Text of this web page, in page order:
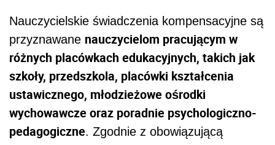
Nauczycielskie świadczenia kompensacyjne są
przyznawane nauczycielom pracującym w
różnych placówkach edukacyjnych, takich jak
szkoły, przedszkola, placówki kształcenia
ustawicznego, młodzieżowe ośrodki
wychowawcze oraz poradnie psychologiczno-
pedagogiczne. Zgodnie z obowiązującą